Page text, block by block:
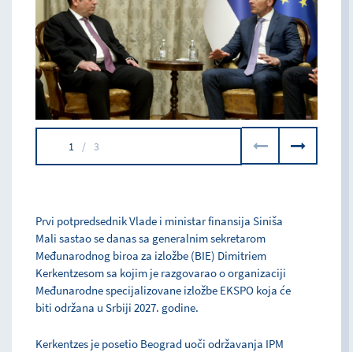
1 / 3
Prvi potpredsednik Vlade i ministar finansija Siniša
Mali sastao se danas sa generalnim sekretarom
Međunarodnog biroa za izložbe (BIE) Dimitriem
Kerkentzesom sa kojim je razgovarao o organizaciji
Međunarodne specijalizovane izložbe EKSPO koja će
biti održana u Srbiji 2027. godine.
Kerkentzes je posetio Beograd uoči održavanja IPM